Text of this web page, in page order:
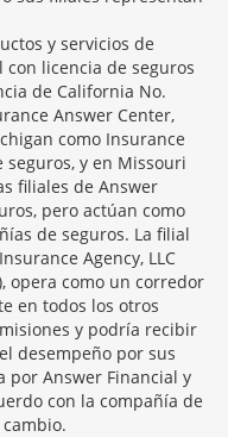
y servicios de
licencia de seguros
de California No.
Answer Center,
como Insurance
seguros, y en Missouri
filiales de Answer
pero actúan como
de seguros. La filial
Agency, LLC
opera como un corredor
en todos los otros
y podría recibir
desempeño por sus
por Answer Financial y
con la compañía de